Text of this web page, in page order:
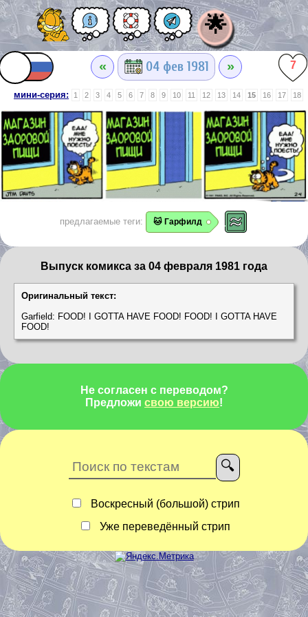
🌟
« 04 фев 1981 » 7
мини-серия: 1 2 3 4 5 6 7 8 9 10 11 12 13 14 15 16 17 18
предлагаемые теги: 🐱 Гарфилд
Выпуск комикса за 04 февраля 1981 года
Оригинальный текст:
Garfield: FOOD! I GOTTA HAVE FOOD! FOOD! I GOTTA HAVE
FOOD!
Не согласен с переводом?
Предложи свою версию!
Воскресный (большой) стрип
Уже переведённый стрип